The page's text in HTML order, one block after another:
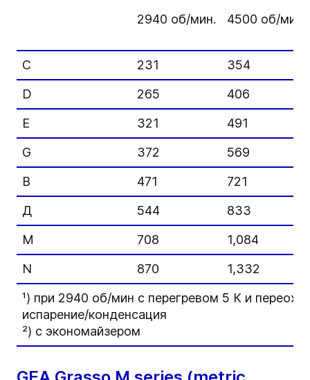
2940 об/мин. 4500 об/мин.
C 231
354
D
265
406
E
321
491
G
372
569
В
471
721
Д
544
833
M
708
1,084
N
870
1,332
¹) при 2940 об/мин с перегревом 5 К и
испарение/конденсация
²) с экономайзером